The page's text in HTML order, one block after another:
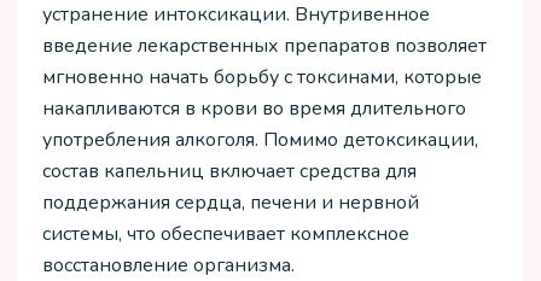
устранение интоксикации. Внутривенное
введение лекарственных препаратов позволяет
мгновенно начать борьбу с токсинами, которые
накапливаются в крови во время длительного
употребления алкоголя. Помимо детоксикации,
состав капельниц включает средства для
поддержания сердца, печени и нервной
системы, что обеспечивает комплексное
восстановление организма.